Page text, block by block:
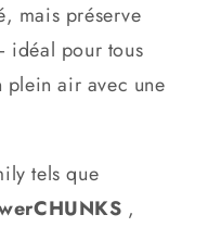
mais préserve
idéal pour tous
plein air avec une
tels que
,